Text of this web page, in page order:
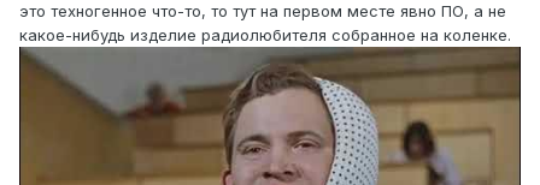
это техногенное что-то, то тут на первом месте явно ПО, а не
какое-нибудь изделие радиолюбителя собранное на коленке.